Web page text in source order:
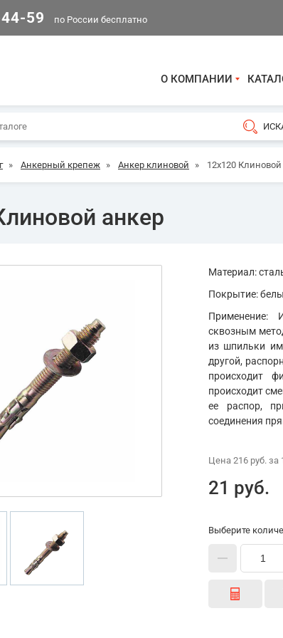
59 по России бесплатно
О КОМПАНИИ
» Анкерный крепеж » Анкер клиновой » 12х120
анкер
Материал:
Покрытие:
Применение:
сквозным
из шпильки
другой,
происходит
происходит
ее распор,
соединения
Цена 216 руб.за
21 руб.
Выберите